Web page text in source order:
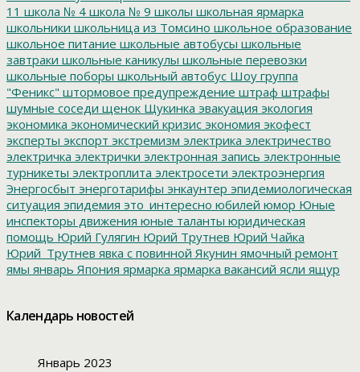
11 школа № 4 школа № 9 школы школьная ярмарка
школьники школьница из Томсино школьное образование
школьное питание школьные автобусы школьные
завтраки школьные каникулы школьные перевозки
школьные поборы школьный автобус Шоу группа
"Феникс" штормовое предупреждение штраф штрафы
шумные соседи щенок Щукинка эвакуация экология
экономика экономический кризис экономия экофест
эксперты экспорт экстремизм электрика электричество
электричка электрички электронная запись электронные
турникеты электроплита электросети электроэнергия
Энергосбыт энерготарифы энкаунтер эпидемиологическая
ситуация эпидемия это_интересно юбилей юмор Юные
инспекторы движения юные таланты юридическая
помощь Юрий Гулягин Юрий Трутнев Юрий Чайка
Юрий_Трутнев явка с повинной Якунин ямочный ремонт
ямы январь Япония ярмарка ярмарка вакансий ясли ящур
Календарь новостей
Январь 2023